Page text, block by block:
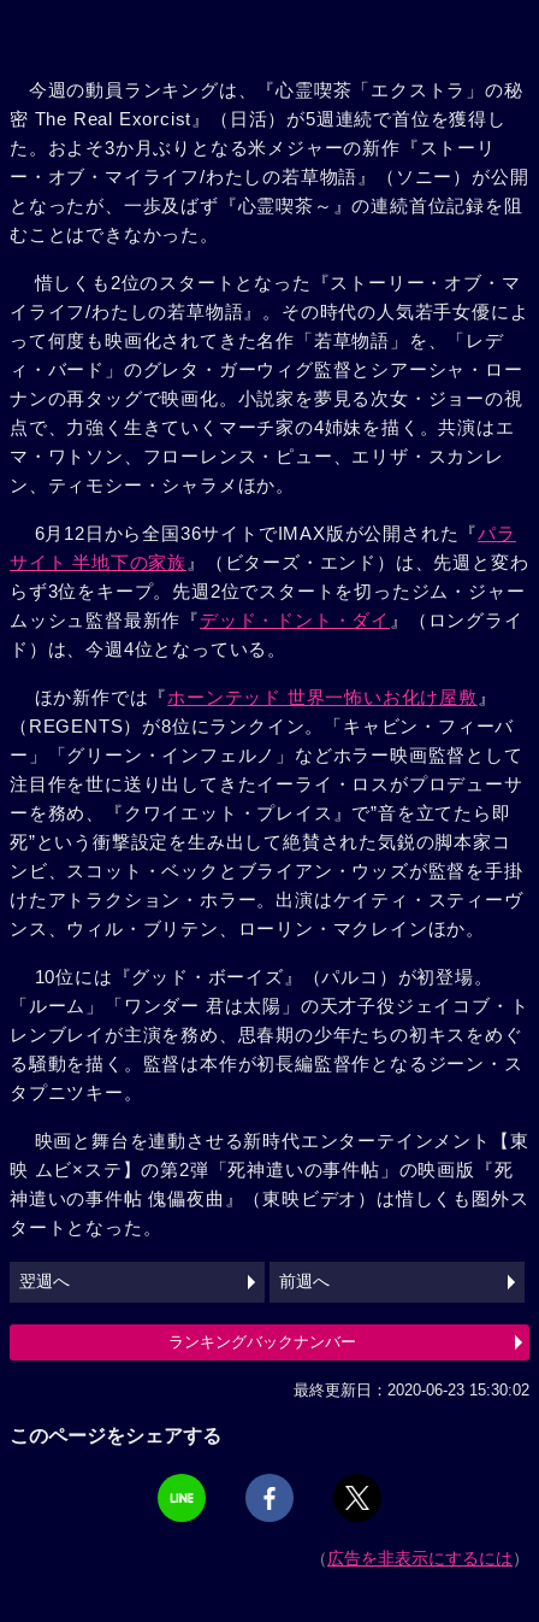
今週の動員ランキングは、『心霊喫茶「エクストラ」の秘
密 The Real Exorcist』（日活）が5週連続で首位を獲得し
た。およそ3か月ぶりとなる米メジャーの新作『ストーリ
ー・オブ・マイライフ/わたしの若草物語』（ソニー）が公開
となったが、一歩及ばず『心霊喫茶～』の連続首位記録を阻
むことはできなかった。
惜しくも2位のスタートとなった『ストーリー・オブ・マ
イライフ/わたしの若草物語』。その時代の人気若手女優によ
って何度も映画化されてきた名作「若草物語」を、「レデ
ィ・バード」のグレタ・ガーウィグ監督とシアーシャ・ロー
ナンの再タッグで映画化。小説家を夢見る次女・ジョーの視
点で、力強く生きていくマーチ家の4姉妹を描く。共演はエ
マ・ワトソン、フローレンス・ピュー、エリザ・スカンレ
ン、ティモシー・シャラメほか。
6月12日から全国36サイトでIMAX版が公開された『パラ
サイト 半地下の家族 』（ビターズ・エンド）は、先週と変わ
らず3位をキープ。先週2位でスタートを切ったジム・ジャー
ムッシュ監督最新作『デッド・ドント・ダイ 』（ロングライ
ド）は、今週4位となっている。
ほか新作では『ホーンテッド 世界一怖いお化け屋敷 』
（REGENTS）が8位にランクイン。「キャビン・フィーバ
ー」「グリーン・インフェルノ」などホラー映画監督として
注目作を世に送り出してきたイーライ・ロスがプロデューサ
ーを務め、『クワイエット・プレイス』で”音を立てたら即
死”という衝撃設定を生み出して絶賛された気鋭の脚本家コ
ンビ、スコット・ベックとブライアン・ウッズが監督を手掛
けたアトラクション・ホラー。出演はケイティ・スティーヴ
ンス、ウィル・ブリテン、ローリン・マクレインほか。
10位には『グッド・ボーイズ』（パルコ）が初登場。
「ルーム」「ワンダー 君は太陽」の天才子役ジェイコブ・ト
レンブレイが主演を務め、思春期の少年たちの初キスをめぐ
る騒動を描く。監督は本作が初長編監督作となるジーン・ス
タプニツキー。
映画と舞台を連動させる新時代エンターテインメント【東
映 ムビ×ステ】の第2弾「死神遣いの事件帖」の映画版『死
神遣いの事件帖 傀儡夜曲』（東映ビデオ）は惜しくも圏外ス
タートとなった。
翌週へ 前週へ
ランキングバックナンバー
最終更新日：2020-06-23 15:30:02
このページをシェアする
（広告を非表示にするには）